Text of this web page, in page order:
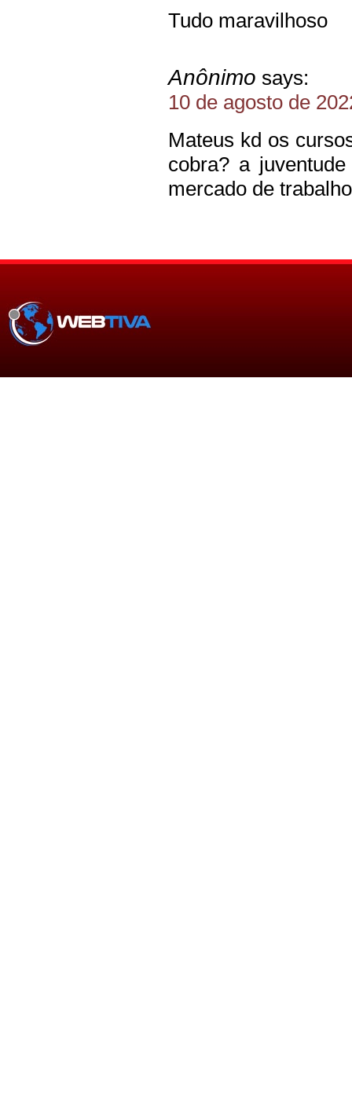
Tudo maravilhoso
Anônimo says:
10 de agosto de
Mateus kd os
cobra? a
mercado de trabalho